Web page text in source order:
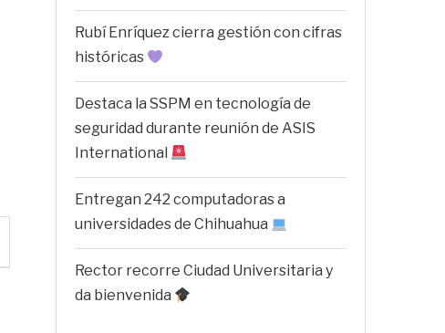
Rubí Enríquez cierra gestión con cifras
históricas
Destaca la SSPM en tecnología de
seguridad durante reunión de ASIS
International
Entregan 242 computadoras a
universidades de Chihuahua
Rector recorre Ciudad Universitaria y
da bienvenida